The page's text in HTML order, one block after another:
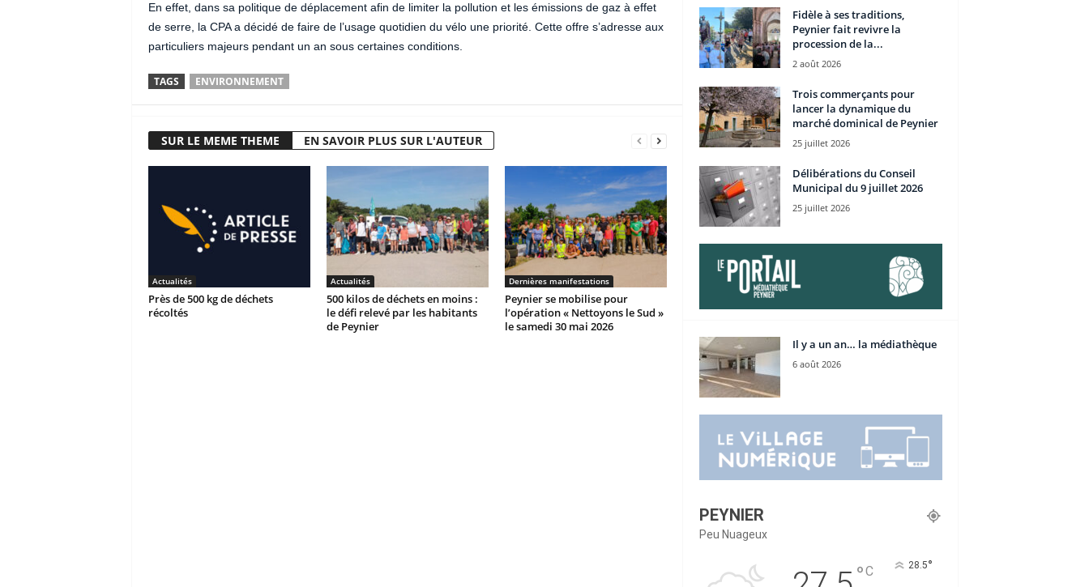
En effet, dans sa politique de déplacement afin de limiter la pollution et les émissions de gaz à effet
de serre, la CPA a décidé de faire de l’usage quotidien du vélo une priorité. Cette offre s’adresse aux
particuliers majeurs pendant un an sous certaines conditions.
TAGS ENVIRONNEMENT
SUR LE MEME THEME EN SAVOIR PLUS SUR L'AUTEUR
Actualités
Près de 500 kg de déchets
récoltés
Actualités
500 kilos de déchets en moins :
le défi relevé par les habitants
de Peynier
Dernières manifestations
Peynier se mobilise pour
l’opération « Nettoyons le Sud »
le samedi 30 mai 2026
Fidèle à ses traditions,
Peynier fait revivre la
procession de la...
2 août 2026
Trois commerçants pour
lancer la dynamique du
marché dominical de Peynier
25 juillet 2026
Délibérations du Conseil
Municipal du 9 juillet 2026
25 juillet 2026
Il y a un an… la médiathèque
6 août 2026
PEYNIER
Peu Nuageux
°C 28.5°